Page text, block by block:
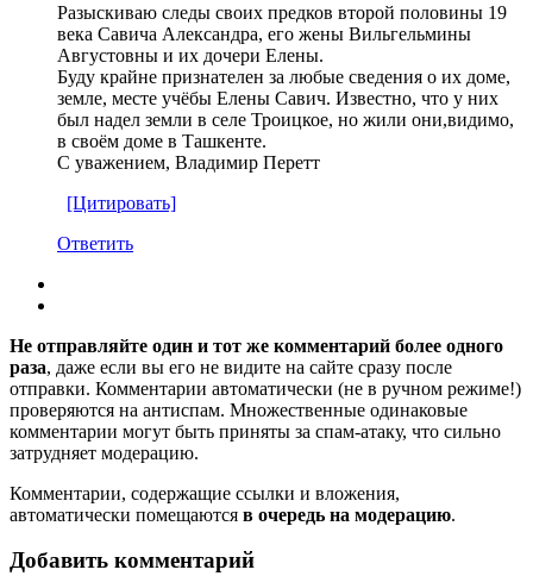
Разыскиваю следы своих предков второй половины 19
века Савича Александра, его жены Вильгельмины
Августовны и их дочери Елены.
Буду крайне признателен за любые сведения о их доме,
земле, месте учёбы Елены Савич. Известно, что у них
был надел земли в селе Троицкое, но жили они,видимо,
в своём доме в Ташкенте.
С уважением, Владимир Перетт
[Цитировать]
Ответить
Не отправляйте один и тот же комментарий более одного
раза, даже если вы его не видите на сайте сразу после
отправки. Комментарии автоматически (не в ручном режиме!)
проверяются на антиспам. Множественные одинаковые
комментарии могут быть приняты за спам-атаку, что сильно
затрудняет модерацию.
Комментарии, содержащие ссылки и вложения,
автоматически помещаются в очередь на модерацию.
Добавить комментарий